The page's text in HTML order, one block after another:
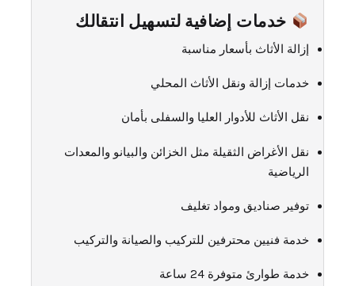
خدمات إضافية لتسهيل انتقالك
إزالة الأثاث بأسعار مناسبة
خدمات إزالة ونقل الأثاث المحلي
نقل الأثاث للأدوار العليا والسفلى بأمان
نقل الأغراض الثقيلة مثل الخزائن والبيانو والمعدات
الرياضية
توفير صناديق ومواد تغليف
خدمة فنيين محترفين للتركيب والصيانة والتركيب
خدمة طوارئ متوفرة 24 ساعة